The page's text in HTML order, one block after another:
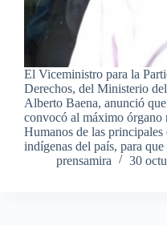
El Viceministro para la
Derechos, del Ministerio
Alberto Baena, anunció
convocó al máximo órgano
Humanos de las principales
indígenas del país, para
prensamira
30